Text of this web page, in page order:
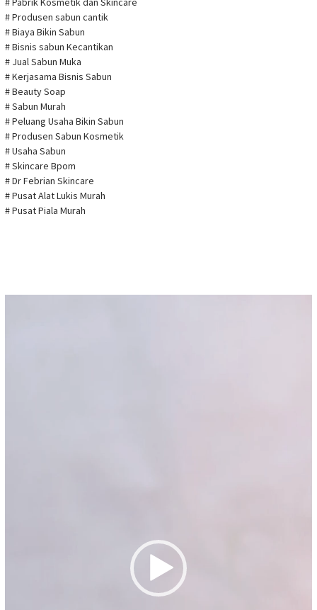
# Produsen sabun cantik
# Biaya Bikin Sabun
# Bisnis sabun Kecantikan
# Jual Sabun Muka
# Kerjasama Bisnis Sabun
# Beauty Soap
# Sabun Murah
# Peluang Usaha Bikin Sabun
# Produsen Sabun Kosmetik
# Usaha Sabun
# Skincare Bpom
# Dr Febrian Skincare
# Pusat Alat Lukis Murah
# Pusat Piala Murah